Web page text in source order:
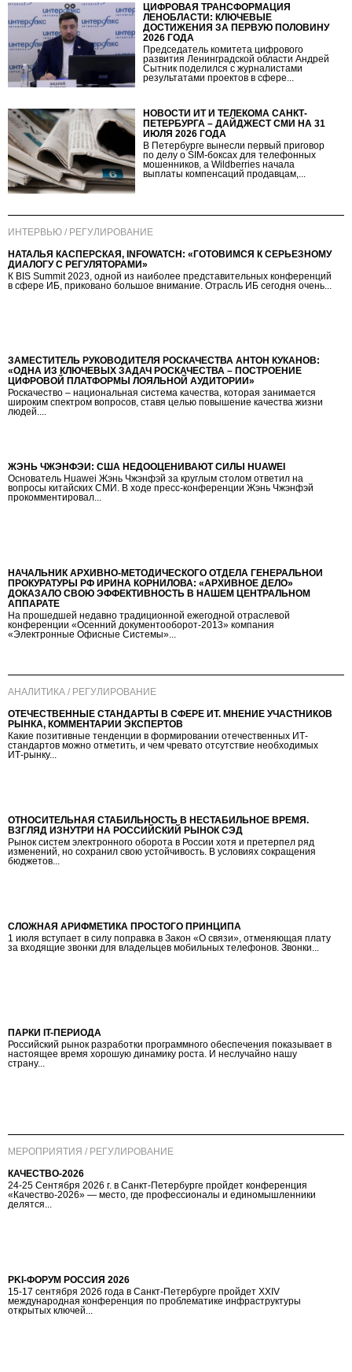
ЦИФРОВАЯ ТРАНСФОРМАЦИЯ
ЛЕНОБЛАСТИ: КЛЮЧЕВЫЕ
ДОСТИЖЕНИЯ ЗА ПЕРВУЮ ПОЛОВИНУ
2026 ГОДА
Председатель комитета цифрового
развития Ленинградской области Андрей
Сытник поделился с журналистами
результатами проектов в сфере...
НОВОСТИ ИТ И ТЕЛЕКОМА САНКТ-
ПЕТЕРБУРГА – ДАЙДЖЕСТ СМИ НА 31
ИЮЛЯ 2026 ГОДА
В Петербурге вынесли первый приговор
по делу о SIM-боксах для телефонных
мошенников, а Wildberries начала
выплаты компенсаций продавцам,...
ИНТЕРВЬЮ / РЕГУЛИРОВАНИЕ
НАТАЛЬЯ КАСПЕРСКАЯ, INFOWATCH: «ГОТОВИМСЯ К СЕРЬЕЗНОМУ
ДИАЛОГУ С РЕГУЛЯТОРАМИ»
К BIS Summit 2023, одной из наиболее представительных конференций
в сфере ИБ, приковано большое внимание. Отрасль ИБ сегодня очень...
ЗАМЕСТИТЕЛЬ РУКОВОДИТЕЛЯ РОСКАЧЕСТВА АНТОН КУКАНОВ:
«ОДНА ИЗ КЛЮЧЕВЫХ ЗАДАЧ РОСКАЧЕСТВА – ПОСТРОЕНИЕ
ЦИФРОВОЙ ПЛАТФОРМЫ ЛОЯЛЬНОЙ АУДИТОРИИ»
Роскачество – национальная система качества, которая занимается
широким спектром вопросов, ставя целью повышение качества жизни
людей....
ЖЭНЬ ЧЖЭНФЭЙ: США НЕДООЦЕНИВАЮТ СИЛЫ HUAWEI
Основатель Huawei Жэнь Чжэнфэй за круглым столом ответил на
вопросы китайских СМИ. В ходе пресс-конференции Жэнь Чжэнфэй
прокомментировал...
НАЧАЛЬНИК АРХИВНО-МЕТОДИЧЕСКОГО ОТДЕЛА ГЕНЕРАЛЬНОЙ
ПРОКУРАТУРЫ РФ ИРИНА КОРНИЛОВА: «АРХИВНОЕ ДЕЛО»
ДОКАЗАЛО СВОЮ ЭФФЕКТИВНОСТЬ В НАШЕМ ЦЕНТРАЛЬНОМ
АППАРАТЕ
На прошедшей недавно традиционной ежегодной отраслевой
конференции «Осенний документооборот-2013» компания
«Электронные Офисные Системы»...
АНАЛИТИКА / РЕГУЛИРОВАНИЕ
ОТЕЧЕСТВЕННЫЕ СТАНДАРТЫ В СФЕРЕ ИТ. МНЕНИЕ УЧАСТНИКОВ
РЫНКА, КОММЕНТАРИИ ЭКСПЕРТОВ
Какие позитивные тенденции в формировании отечественных ИТ-
стандартов можно отметить, и чем чревато отсутствие необходимых
ИТ-рынку...
ОТНОСИТЕЛЬНАЯ СТАБИЛЬНОСТЬ В НЕСТАБИЛЬНОЕ ВРЕМЯ.
ВЗГЛЯД ИЗНУТРИ НА РОССИЙСКИЙ РЫНОК СЭД
Рынок систем электронного оборота в России хотя и претерпел ряд
изменений, но сохранил свою устойчивость. В условиях сокращения
бюджетов...
СЛОЖНАЯ АРИФМЕТИКА ПРОСТОГО ПРИНЦИПА
1 июля вступает в силу поправка в Закон «О связи», отменяющая плату
за входящие звонки для владельцев мобильных телефонов. Звонки...
ПАРКИ IT-ПЕРИОДА
Российский рынок разработки программного обеспечения показывает в
настоящее время хорошую динамику роста. И неслучайно нашу
страну...
МЕРОПРИЯТИЯ / РЕГУЛИРОВАНИЕ
КАЧЕСТВО-2026
24-25 Сентября 2026 г. в Санкт-Петербурге пройдет конференция
«Качество-2026» — место, где профессионалы и единомышленники
делятся...
PKI-ФОРУМ РОССИЯ 2026
15-17 сентября 2026 года в Санкт-Петербурге пройдет XXIV
международная конференция по проблематике инфраструктуры
открытых ключей...